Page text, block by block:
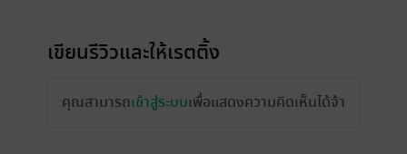
เขียนรีวิวและให้เรตติ้ง
คุณสามารถเข้าสู่ระบบเพื่อแสดงความคิดเห็นได้จ้า